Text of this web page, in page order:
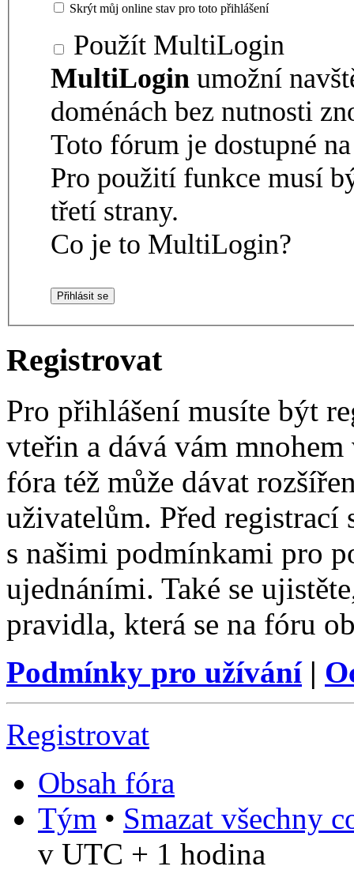
Skrýt můj online stav pro toto přihlášení
Použít MultiLogin
MultiLogin umožní
doménách bez nutnosti
Toto fórum je dostupné
Pro použití funkce musí
třetí strany.
Co je to MultiLogin?
Registrovat
Pro přihlášení musíte být
vteřin a dává vám
fóra též může dávat
uživatelům. Před registrací
s našimi podmínkami pro
ujednáními. Také se
pravidla, která se na fóru
Podmínky pro užívání|
Registrovat
Obsah fóra
Tým • Smazat všechny
v UTC + 1 hodina